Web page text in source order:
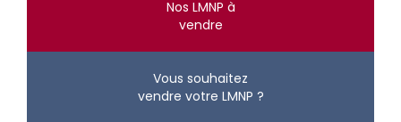
Nos LMNP à
vendre
Vous souhaitez
vendre votre LMNP ?